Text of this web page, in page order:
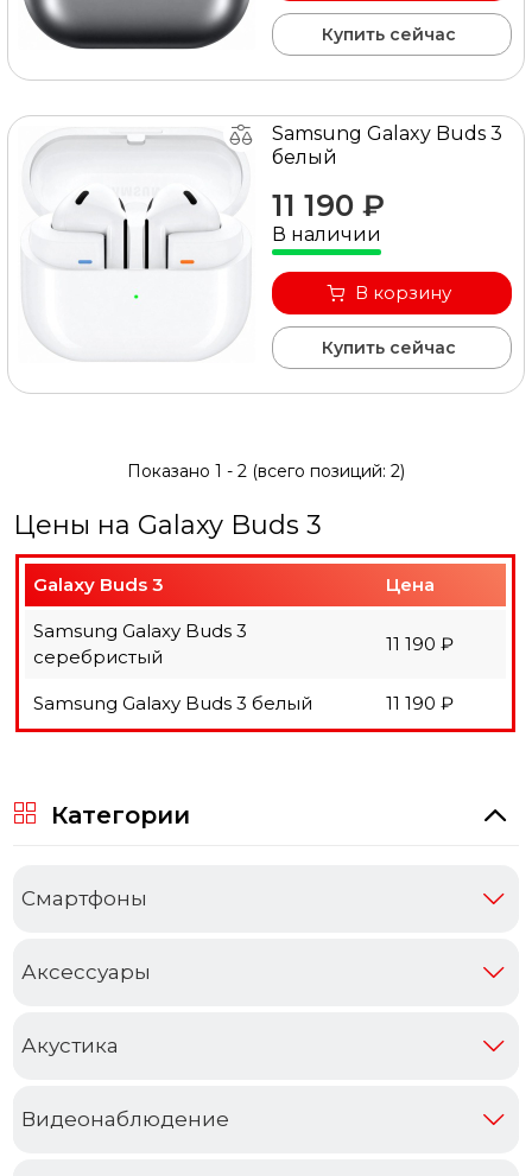
Купить сейчас
Samsung Galaxy Buds 3
белый
11 190 ₽
В наличии
В корзину
Купить сейчас
Показано 1 - 2 (всего позиций: 2)
Цены на Galaxy Buds 3
Galaxy Buds 3 Цена
Samsung Galaxy Buds 3
серебристый
11 190 ₽
Samsung Galaxy Buds 3 белый 11 190 ₽
Категории
Cмартфоны
Аксессуары
Акустика
Видеонаблюдение